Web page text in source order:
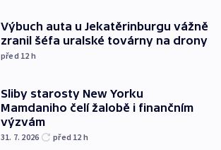
Výbuch auta u Jekatěrinburgu vážně
zranil šéfa uralské továrny na drony
před 12 h
Sliby starosty New Yorku
Mamdaniho čelí žalobě i finančním
výzvám
31. 7. 2026 před 12 h